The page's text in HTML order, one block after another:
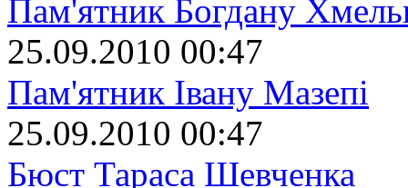
Пам'ятник Богдану
25.09.2010 00:47
Пам'ятник Івану Мазепі
25.09.2010 00:47
Бюст Тараса Шевченка